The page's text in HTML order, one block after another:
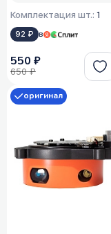
Комплектация шт.: 1
92 ₽ в
550 ₽
650 ₽
оригинал